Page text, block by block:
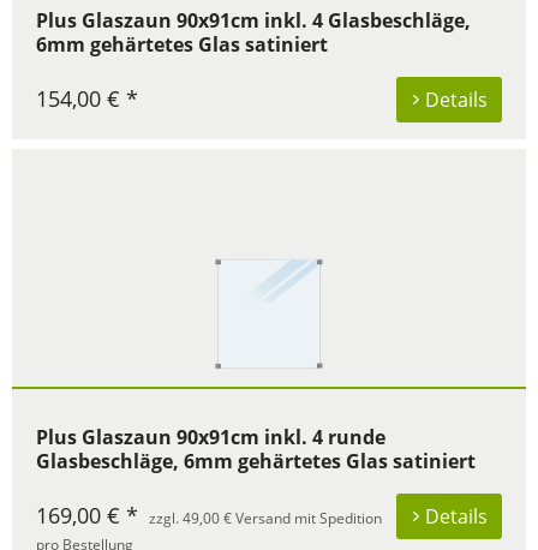
Plus Glaszaun 90x91cm inkl. 4 Glasbeschläge,
6mm gehärtetes Glas satiniert
Details
154,00 € *
Plus Glaszaun 90x91cm inkl. 4 runde
Glasbeschläge, 6mm gehärtetes Glas satiniert
Details
169,00 € * zzgl. 49,00 € Versand mit Spedition
pro Bestellung